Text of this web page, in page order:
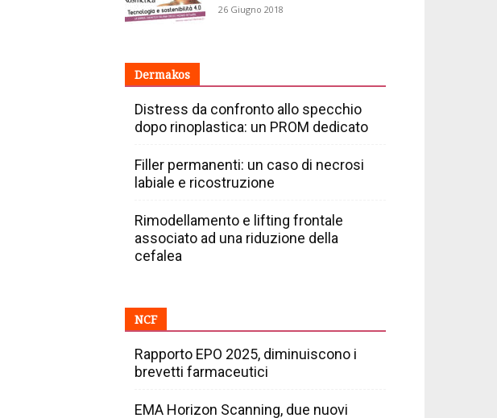
26 Giugno 2018
Dermakos
Distress da confronto allo specchio
dopo rinoplastica: un PROM dedicato
Filler permanenti: un caso di necrosi
labiale e ricostruzione
Rimodellamento e lifting frontale
associato ad una riduzione della
cefalea
NCF
Rapporto EPO 2025, diminuiscono i
brevetti farmaceutici
EMA Horizon Scanning, due nuovi